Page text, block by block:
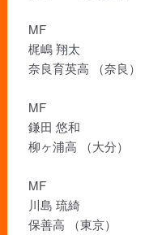
MF
梶嶋 翔太
奈良育英高 （奈良）
MF
鎌田 悠和
柳ヶ浦高 （大分）
MF
川島 琉綺
保善高 （東京）